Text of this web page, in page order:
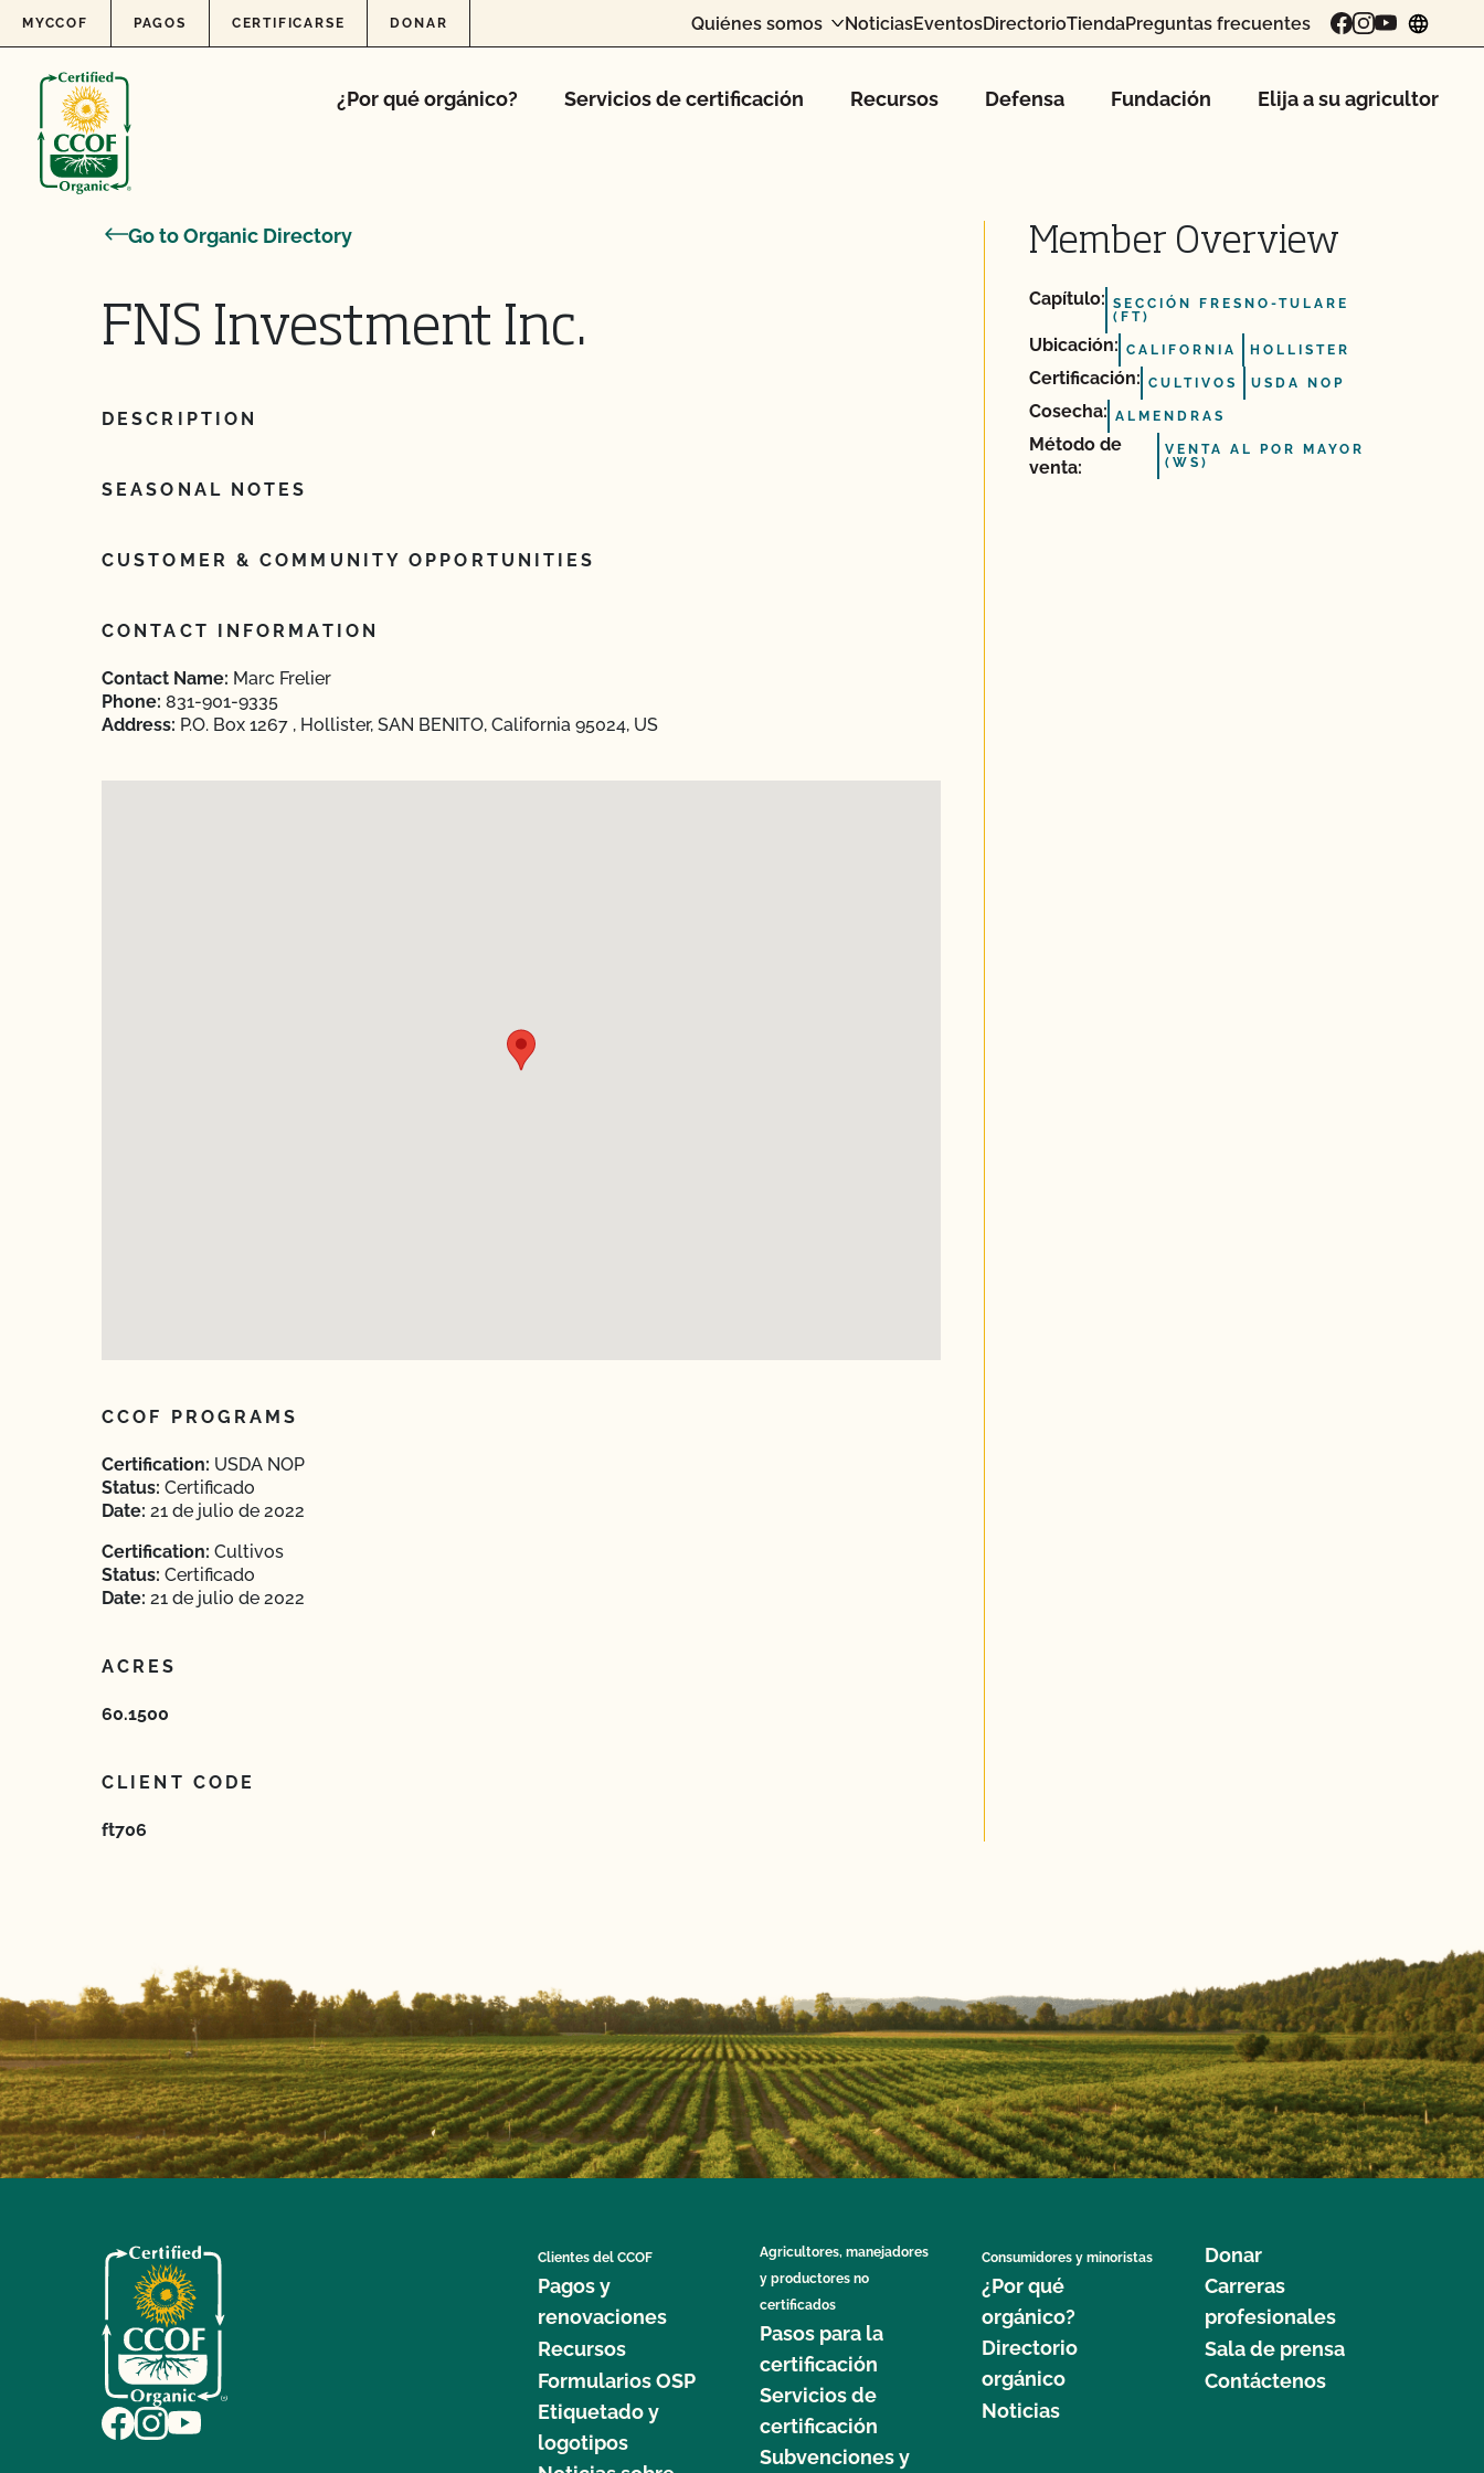
Skip to content
MYCCOF PAGOS CERTIFICARSE DONAR Quiénes somos NoticiasEventosDirectorioTiendaPreguntas frecuentes
¿Por qué orgánico? Servicios de certificación Recursos Defensa Fundación Elija a su agricultor
Go to Organic Directory
FNS Investment Inc.
DESCRIPTION
SEASONAL NOTES
CUSTOMER & COMMUNITY OPPORTUNITIES
CONTACT INFORMATION
Contact Name: Marc Frelier
Phone: 831-901-9335
Address: P.O. Box 1267 , Hollister, SAN BENITO, California 95024, US
CCOF PROGRAMS
Certification: USDA NOP
Status: Certificado
Date: 21 de julio de 2022
Certification: Cultivos
Status: Certificado
Date: 21 de julio de 2022
ACRES
60.1500
CLIENT CODE
ft706
Member Overview
Capítulo: SECCIÓN FRESNO-TULARE
(FT)
Ubicación: CALIFORNIA HOLLISTER
Certificación: CULTIVOS USDA NOP
Cosecha: ALMENDRAS
Método de
venta:
VENTA AL POR MAYOR
(WS)
Clientes del CCOF
Pagos y
renovaciones
Recursos
Formularios OSP
Etiquetado y
logotipos
Agricultores, manejadores
y productores no
certificados
Pasos para la
certificación
Servicios de
certificación
Subvenciones y
Consumidores y minoristas
¿Por qué
orgánico?
Directorio
orgánico
Noticias
Donar
Carreras
profesionales
Sala de prensa
Contáctenos